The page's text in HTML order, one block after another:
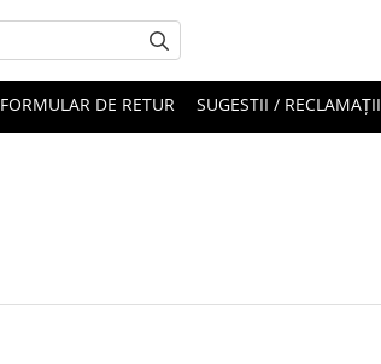
FORMULAR DE RETUR SUGESTII / RECLAMAȚII